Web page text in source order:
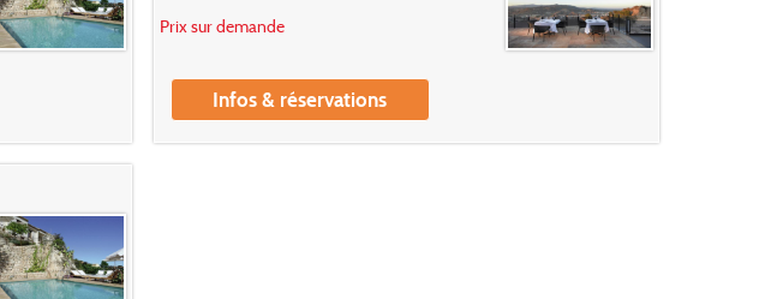
Prix sur demande
Infos & réservations